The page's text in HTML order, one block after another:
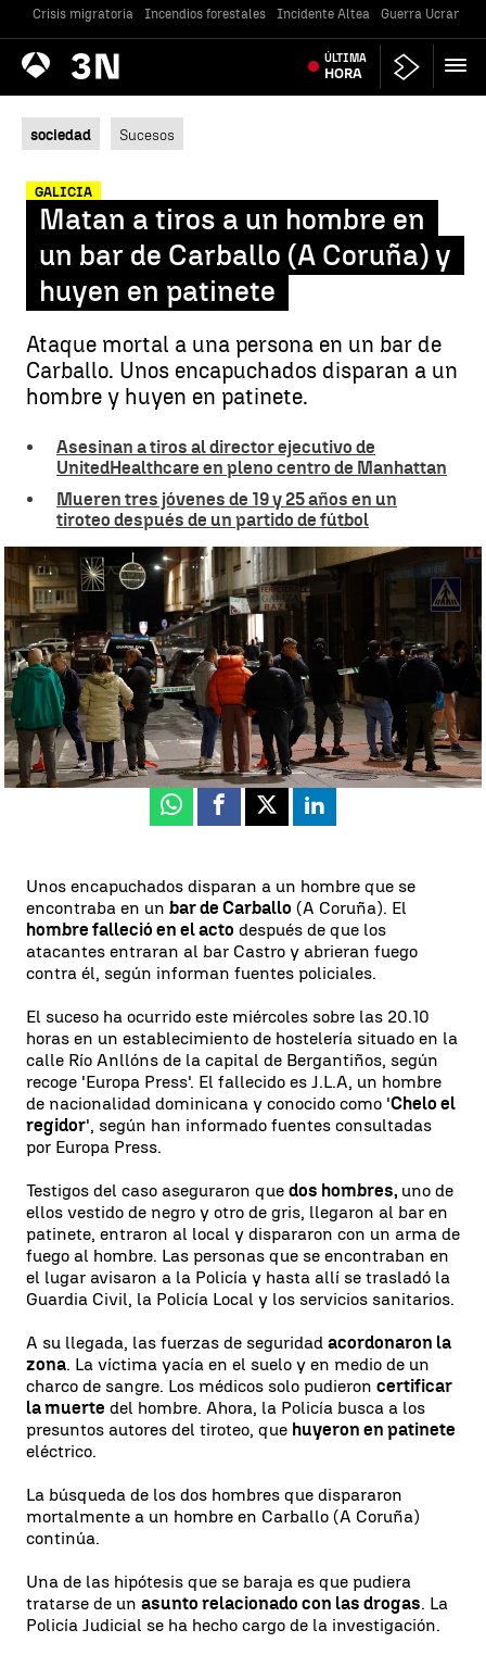
Crisis migratoria Incendios forestales Incidente Altea Guerra Ucrania
Antena
3 Noticias ÚLTIMA
HORA
sociedad Sucesos
GALICIA
Matan a tiros a un hombre en
un bar de Carballo (A Coruña) y
huyen en patinete
Ataque mortal a una persona en un bar de
Carballo. Unos encapuchados disparan a un
hombre y huyen en patinete.
Asesinan a tiros al director ejecutivo de
UnitedHealthcare en pleno centro de Manhattan
Mueren tres jóvenes de 19 y 25 años en un
tiroteo después de un partido de fútbol
Encapuchados disparan a un hombre en Carballo |EFE
Rosario Miñano
Actualizado: 05 de diciembre de 2024, 11:57
Publicado: 05 de diciembre de 2024, 07:36
Whatsapp
Facebook
X Linkedin
Unos encapuchados disparan a un hombre que se
encontraba en un bar de Carballo (A Coruña). El
hombre falleció en el acto después de que los
atacantes entraran al bar Castro y abrieran fuego
contra él, según informan fuentes policiales.
El suceso ha ocurrido este miércoles sobre las 20.10
horas en un establecimiento de hostelería situado en la
calle Río Anllóns de la capital de Bergantiños, según
recoge 'Europa Press'. El fallecido es J.L.A, un hombre
de nacionalidad dominicana y conocido como 'Chelo el
regidor', según han informado fuentes consultadas
por Europa Press.
Testigos del caso aseguraron que dos hombres, uno de
ellos vestido de negro y otro de gris, llegaron al bar en
patinete, entraron al local y dispararon con un arma de
fuego al hombre. Las personas que se encontraban en
el lugar avisaron a la Policía y hasta allí se trasladó la
Guardia Civil, la Policía Local y los servicios sanitarios.
A su llegada, las fuerzas de seguridad acordonaron la
zona. La víctima yacía en el suelo y en medio de un
charco de sangre. Los médicos solo pudieron certificar
la muerte del hombre. Ahora, la Policía busca a los
presuntos autores del tiroteo, que huyeron en patinete
eléctrico.
La búsqueda de los dos hombres que dispararon
mortalmente a un hombre en Carballo (A Coruña)
continúa.
Una de las hipótesis que se baraja es que pudiera
tratarse de un asunto relacionado con las drogas. La
Policía Judicial se ha hecho cargo de la investigación.